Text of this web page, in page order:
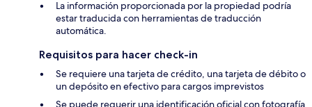
La información proporcionada por la propiedad podría
estar traducida con herramientas de traducción
automática.
Requisitos para hacer check-in
Se requiere una tarjeta de crédito, una tarjeta de débito o
un depósito en efectivo para cargos imprevistos
Se puede requerir una identificación oficial con fotografía